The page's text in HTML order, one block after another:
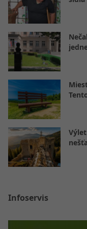
Infoservis